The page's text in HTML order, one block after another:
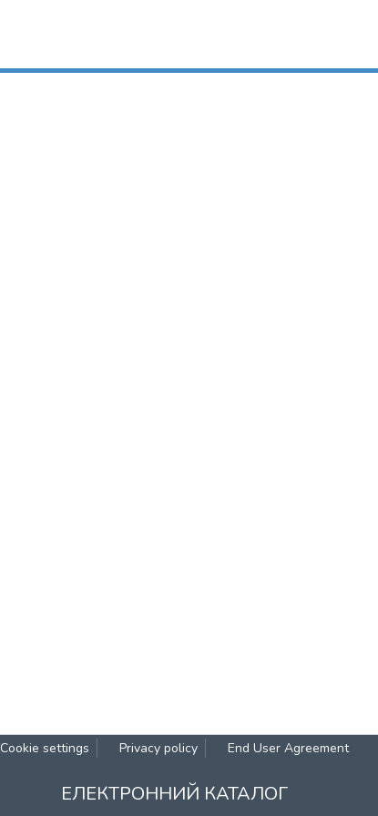
Cookie settings Privacy policy End User Agreement
ЕЛЕКТРОННИЙ КАТАЛОГ